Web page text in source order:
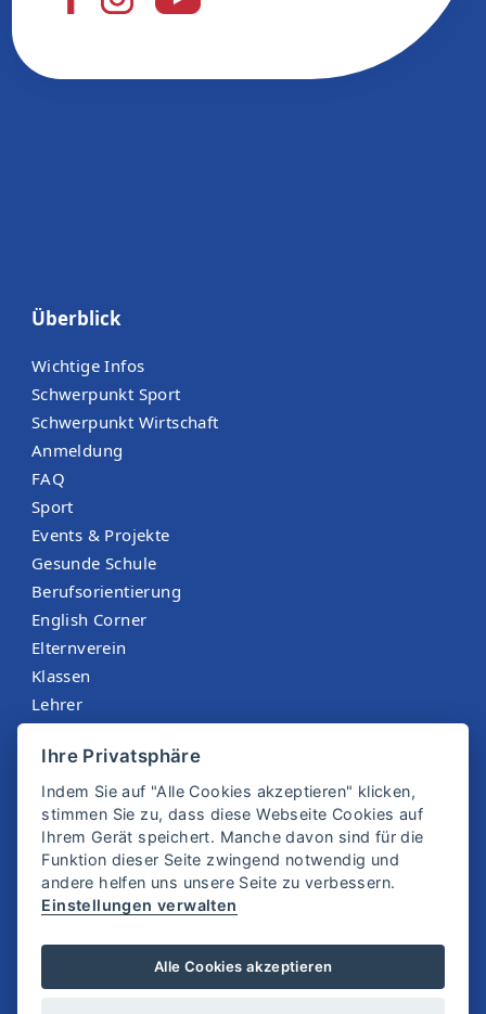
Überblick
Wichtige Infos
Schwerpunkt Sport
Schwerpunkt Wirtschaft
Anmeldung
FAQ
Sport
Events & Projekte
Gesunde Schule
Berufsorientierung
English Corner
Elternverein
Klassen
Lehrer
Sokrates
Ihre Privatsphäre
Indem Sie auf "Alle Cookies akzeptieren" klicken,
stimmen Sie zu, dass diese Webseite Cookies auf
Ihrem Gerät speichert. Manche davon sind für die
Funktion dieser Seite zwingend notwendig und
andere helfen uns unsere Seite zu verbessern.
Einstellungen verwalten
Alle Cookies akzeptieren